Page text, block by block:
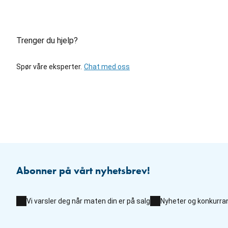
Trenger du hjelp?
Spør våre eksperter. Chat med oss
Abonner på vårt nyhetsbrev!
Vi varsler deg når maten din er på salg Nyheter og